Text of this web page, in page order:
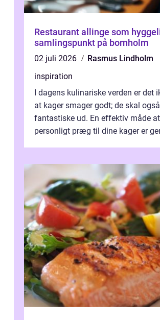
Restaurant allinge som
samlingspunkt på bornholm
02 juli 2026
Rasmus Lindholm
inspiration
I dagens kulinariske verden er det
at kager smager godt; de skal
fantastiske ud. En effektiv måde
personligt præg til dine kager er